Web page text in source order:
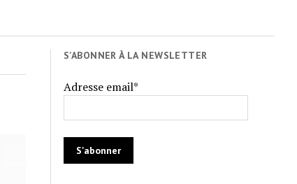
S'ABONNER À LA NEWSLETTER
Adresse email*